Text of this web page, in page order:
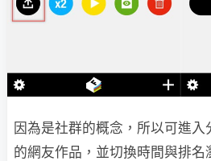
因為是社群的概念，所以可進
的網友作品，並切換時間與排名